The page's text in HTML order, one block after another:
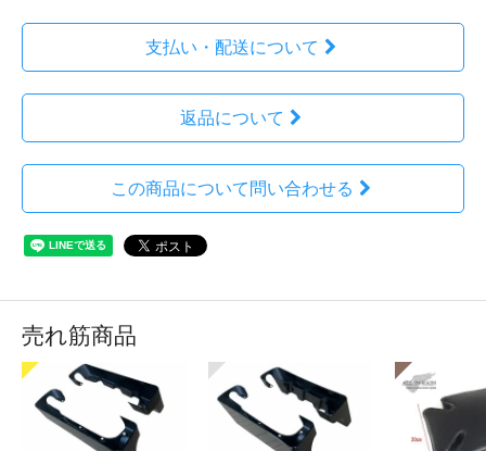
支払い・配送について
返品について
この商品について問い合わせる
売れ筋商品